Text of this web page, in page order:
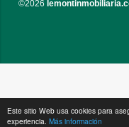
Este sitio Web usa cookies para
experiencia. Más información
©2026